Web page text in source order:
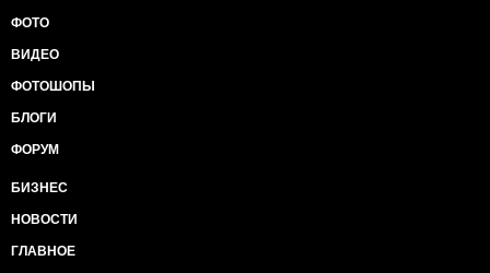
ФОТО
ВИДЕО
ФОТОШОПЫ
БЛОГИ
ФОРУМ
БИЗНЕС
НОВОСТИ
ГЛАВНОЕ